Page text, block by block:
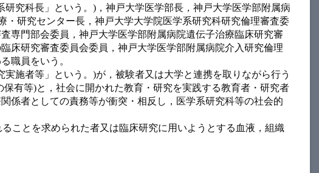
究科長」という。)，神戸大学医学部長，神戸大学医学部附属病
研究センター長，神戸大学大学院医学系研究科研究倫理審査委
専門部会委員，神戸大学医学部附属病院遺伝子治療臨床研究審
床研究審査委員会委員，神戸大学医学部附属病院介入研究倫理
職員をいう。
施者等」という。)が，被験者又は大学と連携を取りながら行う
有等)と，社会に開かれた教育・研究を実践する教育者・研究者
係者としての責務等が衝突・相反し，医学系研究科等の社会的
ことを求められた者又は臨床研究に用いようとする血液，組織